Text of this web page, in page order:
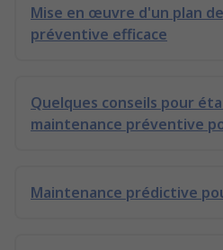
Mise en œuvre d'un plan
préventive efficace
Quelques conseils pour
maintenance préventive
Maintenance prédictive